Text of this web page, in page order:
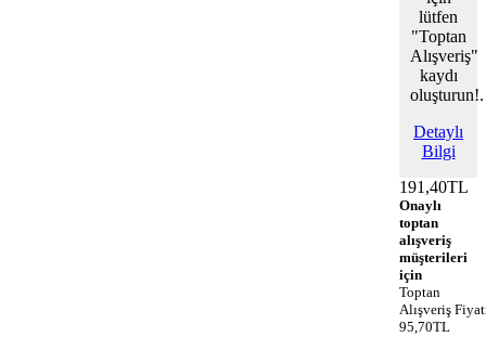
lütfen
"Toptan
Alışveriş"
kaydı
oluşturun!.
Detaylı
Bilgi
191,40TL
Onaylı
toptan
alışveriş
müşterileri
için
Toptan
Alışveriş
95,70TL